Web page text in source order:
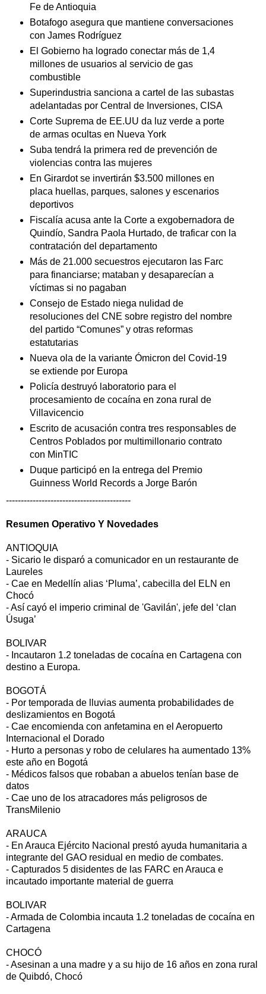
Fe de Antioquia
Botafogo asegura que mantiene conversaciones
con James Rodríguez
El Gobierno ha logrado conectar más de 1,4
millones de usuarios al servicio de gas
combustible
Superindustria sanciona a cartel de las subastas
adelantadas por Central de Inversiones, CISA
Corte Suprema de EE.UU da luz verde a porte
de armas ocultas en Nueva York
Suba tendrá la primera red de prevención de
violencias contra las mujeres
En Girardot se invertirán $3.500 millones en
placa huellas, parques, salones y escenarios
deportivos
Fiscalía acusa ante la Corte a exgobernadora de
Quindío, Sandra Paola Hurtado, de traficar con la
contratación del departamento
Más de 21.000 secuestros ejecutaron las Farc
para financiarse; mataban y desaparecían a
víctimas si no pagaban
Consejo de Estado niega nulidad de
resoluciones del CNE sobre registro del nombre
del partido “Comunes” y otras reformas
estatutarias
Nueva ola de la variante Ómicron del Covid-19
se extiende por Europa
Policía destruyó laboratorio para el
procesamiento de cocaína en zona rural de
Villavicencio
Escrito de acusación contra tres responsables de
Centros Poblados por multimillonario contrato
con MinTIC
Duque participó en la entrega del Premio
Guinness World Records a Jorge Barón
------------------------------------------
Resumen Operativo Y Novedades
ANTIOQUIA
- Sicario le disparó a comunicador en un restaurante de
Laureles
- Cae en Medellín alias ‘Pluma’, cabecilla del ELN en
Chocó
- Así cayó el imperio criminal de 'Gavilán', jefe del ‘clan
Úsuga’
BOLIVAR
- Incautaron 1.2 toneladas de cocaína en Cartagena con
destino a Europa.
BOGOTÁ
- Por temporada de lluvias aumenta probabilidades de
deslizamientos en Bogotá
- Cae encomienda con anfetamina en el Aeropuerto
Internacional el Dorado
- Hurto a personas y robo de celulares ha aumentado 13%
este año en Bogotá
- Médicos falsos que robaban a abuelos tenían base de
datos
- Cae uno de los atracadores más peligrosos de
TransMilenio
ARAUCA
- En Arauca Ejército Nacional prestó ayuda humanitaria a
integrante del GAO residual en medio de combates.
- Capturados 5 disidentes de las FARC en Arauca e
incautado importante material de guerra
BOLIVAR
- Armada de Colombia incauta 1.2 toneladas de cocaína en
Cartagena
CHOCÓ
- Asesinan a una madre y a su hijo de 16 años en zona rural
de Quibdó, Chocó